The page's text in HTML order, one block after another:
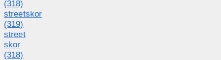
(318)
streetskor
(319)
street
skor
(318)